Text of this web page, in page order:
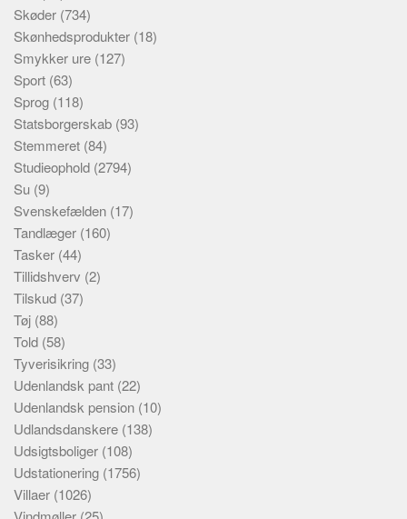
Skøder (734)
Skønhedsprodukter (18)
Smykker ure (127)
Sport (63)
Sprog (118)
Statsborgerskab (93)
Stemmeret (84)
Studieophold (2794)
Su (9)
Svenskefælden (17)
Tandlæger (160)
Tasker (44)
Tillidshverv (2)
Tilskud (37)
Tøj (88)
Told (58)
Tyverisikring (33)
Udenlandsk pant (22)
Udenlandsk pension (10)
Udlandsdanskere (138)
Udsigtsboliger (108)
Udstationering (1756)
Villaer (1026)